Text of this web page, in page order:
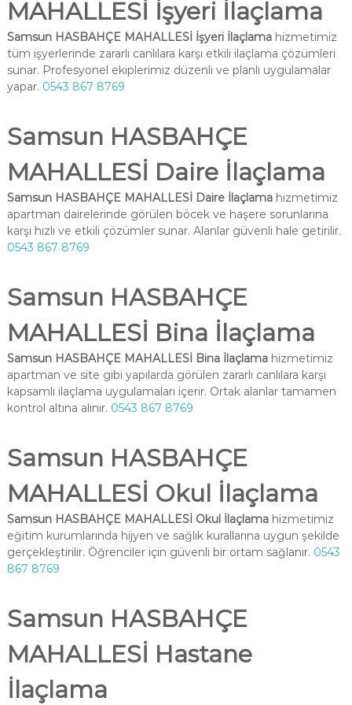
MAHALLESİ İşyeri İlaçlama
Samsun HASBAHÇE MAHALLESİ İşyeri İlaçlamahizmetimiz
tüm işyerlerinde zararlı canlılara karşı etkili ilaçlama çözümleri
sunar. Profesyonel ekiplerimiz düzenli ve planlı uygulamalar
yapar. 0543 867 8769
Samsun HASBAHÇE
MAHALLESİ Daire İlaçlama
Samsun HASBAHÇE MAHALLESİ Daire İlaçlamahizmetimiz
apartman dairelerinde görülen böcek ve haşere sorunlarına
karşı hızlı ve etkili çözümler sunar. Alanlar güvenli hale getirilir.
0543 867 8769
Samsun HASBAHÇE
MAHALLESİ Bina İlaçlama
Samsun HASBAHÇE MAHALLESİ Bina İlaçlamahizmetimiz
apartman ve site gibi yapılarda görülen zararlı canlılara karşı
kapsamlı ilaçlama uygulamaları içerir. Ortak alanlar tamamen
kontrol altına alınır. 0543 867 8769
Samsun HASBAHÇE
MAHALLESİ Okul İlaçlama
Samsun HASBAHÇE MAHALLESİ Okul İlaçlamahizmetimiz
eğitim kurumlarında hijyen ve sağlık kurallarına uygun şekilde
gerçekleştirilir. Öğrenciler için güvenli bir ortam sağlanır. 0543
867 8769
Samsun HASBAHÇE
MAHALLESİ Hastane
İlaçlama